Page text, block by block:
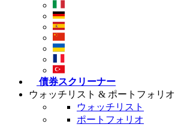
債券スクリーナー
ウォッチリスト & ポートフォリオ
ウォッチリスト
ポートフォリオ